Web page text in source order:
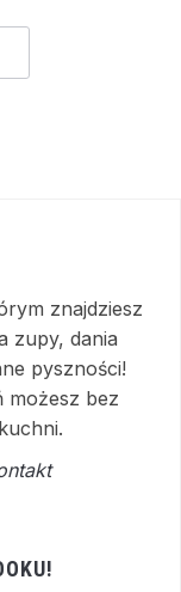
znajdziesz
zupy, dania
pyszności!
możesz bez